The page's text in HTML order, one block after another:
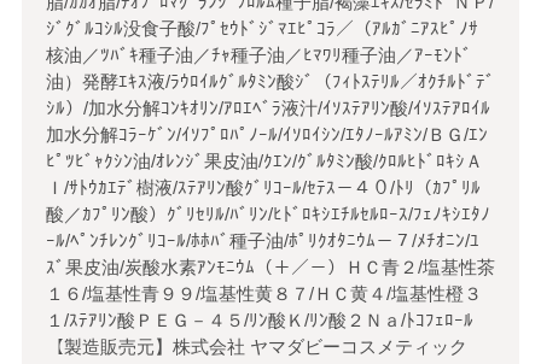
ｼﾞｸﾞﾙｺｼﾙ没食子酸/ﾌﾟｾｳﾄﾞｼﾞﾏｴﾋﾟｺﾗ／（ｱﾙｶﾞﾆｱｽﾋﾟﾉｻ
核油／ﾂﾊﾞｷ種子油／ﾁｬ種子油／ﾋﾏﾜﾘ種子油／ｱｰﾓﾝﾄﾞ
油）発酵ｴｷｽ液/ﾗｳﾛｲﾙｸﾞﾙﾀﾐﾝ酸ｼﾞ（ﾌｨﾄｽﾃﾘﾙ／ｵｸﾁﾙﾄﾞﾃﾞ
ｼﾙ）/加水分解ｺﾝｷｵﾘﾝ/ｱﾛｴﾍﾞﾗ液汁/ｲｿｽﾃｱﾘﾝ酸/ｲｿｽﾃｱﾛｲﾙ
加水分解ｺﾗｰｹﾞﾝ/ｲｿﾌﾟﾛﾊﾟﾉｰﾙ/ｲｿﾛｲｼﾝ/ｴﾀﾉｰﾙｱﾐﾝ/ＢＧ/ｴﾝ
ﾋﾟﾂﾋﾞｬｸｼﾝ油/ｵﾚﾝｼﾞ果皮油/ｸｴﾝ/ｸﾞﾙﾀﾐﾝ酸/ｸﾛﾙﾋﾄﾞﾛｷｼＡ
Ｉ/ｻﾄｳｶｴﾃﾞ樹液/ｽﾃｱﾘﾝ酸ｸﾞﾘｺｰﾙ/ｾﾃｽ－４０/ﾄﾘ（ｶﾌﾟﾘﾙ
酸／ｶﾌﾟﾘﾝ酸）ｸﾞﾘｾﾘﾙ/ﾊﾞﾘﾝ/ﾋﾄﾞﾛｷｼｴﾁﾙｾﾙﾛｰｽ/ﾌｪﾉｷｼｴﾀﾉ
ｰﾙ/ﾍﾟﾝﾁﾚﾝｸﾞﾘｺｰﾙ/ﾎﾎﾊﾞ種子油/ﾎﾟﾘｸｵﾀﾆｳﾑ－７/ﾒﾁｵﾆﾝ/ﾕ
ｽﾞ果皮油/炭酸水素ｱﾝﾓﾆｳﾑ（＋／－）ＨＣ青２/塩基性茶
１６/塩基性青９９/塩基性黄８７/ＨＣ黄４/塩基性橙３
１/ｽﾃｱﾘﾝ酸ＰＥＧ－４５/ﾘﾝ酸Ｋ/ﾘﾝ酸２Ｎａ/ﾄｺﾌｪﾛｰﾙ
【製造販売元】株式会社 ヤマダビーコスメティック